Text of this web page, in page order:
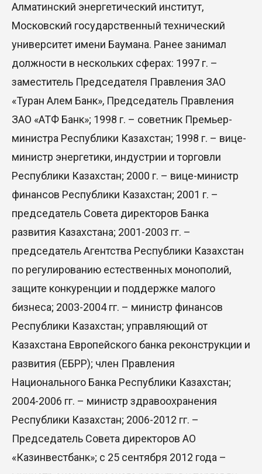
Алматинский энергетический институт,
Московский государственный технический
университет имени Баумана. Ранее занимал
должности в нескольких сферах: 1997 г. –
заместитель Председателя Правления ЗАО
«Туран Алем Банк», Председатель Правления
ЗАО «АТФ Банк»; 1998 г. – советник Премьер-
министра Республики Казахстан; 1998 г. – вице-
министр энергетики, индустрии и торговли
Республики Казахстан; 2000 г. – вице-министр
финансов Республики Казахстан; 2001 г. –
председатель Совета директоров Банка
развития Казахстана; 2001-2003 гг. –
председатель Агентства Республики Казахстан
по регулированию естественных монополий,
защите конкуренции и поддержке малого
бизнеса; 2003-2004 гг. – министр финансов
Республики Казахстан; управляющий от
Казахстана Европейского банка реконструкции и
развития (ЕБРР); член Правления
Национального Банка Республики Казахстан;
2004-2006 гг. – министр здравоохранения
Республики Казахстан; 2006-2012 гг. –
Председатель Совета директоров АО
«Казинвестбанк»; с 25 сентября 2012 года –